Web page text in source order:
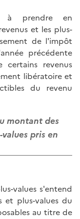
à prendre en
et les plus-
de l'impôt
précédente
certains revenus
libératoire et
du revenu
montant des
pris en
values s'entend
plus-values du
au titre de